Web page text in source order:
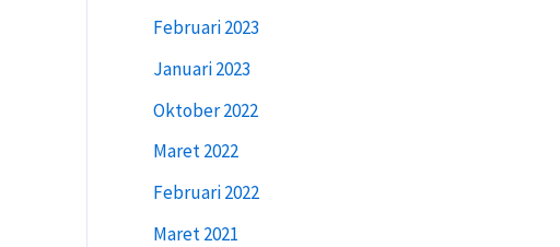
Februari 2023
Januari 2023
Oktober 2022
Maret 2022
Februari 2022
Maret 2021